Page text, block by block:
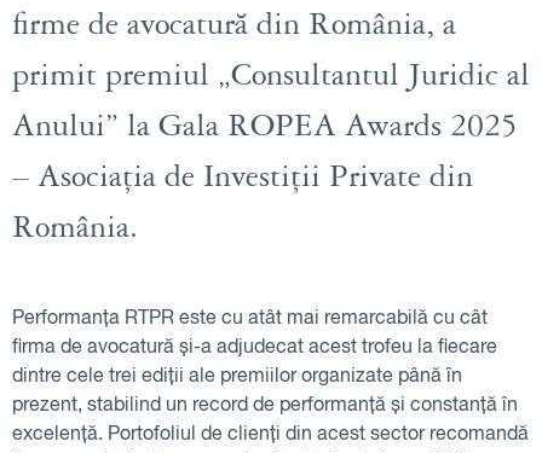
firme de avocatură din România, a
primit premiul „Consultantul Juridic al
Anului” la Gala ROPEA Awards 2025
– Asociația de Investiții Private din
România.
Performanța RTPR este cu atât mai remarcabilă cu cât
firma de avocatură și-a adjudecat acest trofeu la fiecare
dintre cele trei ediții ale premiilor organizate până în
prezent, stabilind un record de performanță și constanță în
excelență. Portofoliul de clienți din acest sector recomandă